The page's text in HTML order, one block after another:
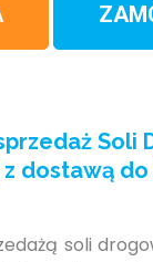
Soli
dostawą
soli